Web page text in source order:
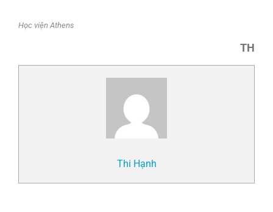
Học viện Athens
TH
Thi Hạnh